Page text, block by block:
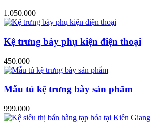
1.050.000
Kệ trưng bày phụ kiện điện thoại
450.000
Mẫu tủ kệ trưng bày sản phẩm
999.000